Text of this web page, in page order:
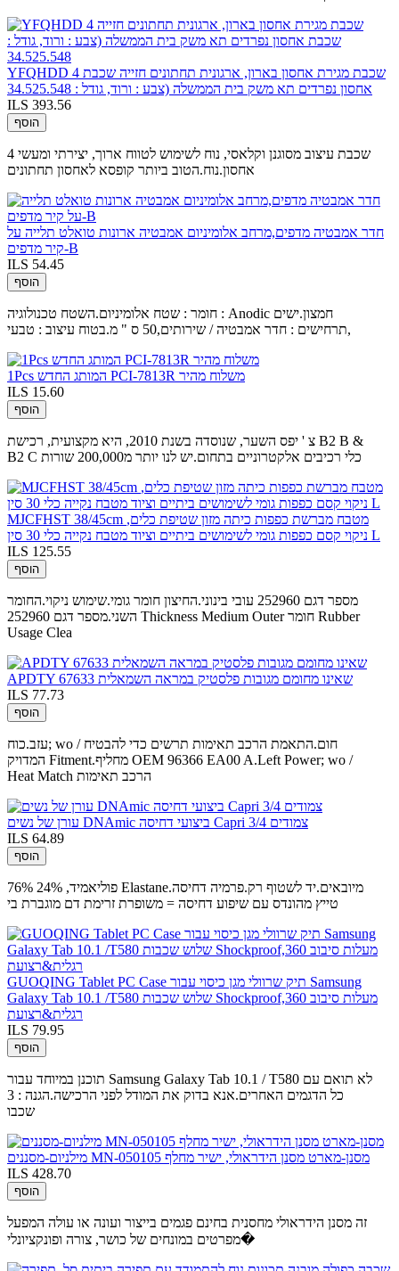
YFQHDD 4 שכבת מגירת אחסון בארון, ארגונית תחתונים חזייה שכבת
אחסון נפרדים תא משק בית הממשלה (צבע : ורוד, גודל : 34.525.548
ILS 393.56
הוסף
4 שכבת עיצוב מסוגנן וקלאסי, נוח לשימוש לטווח ארוך, יצירתי ומעשי
אחסון.נוח.הטוב ביותר קופסא לאחסון תחתונים
חדר אמבטיה מדפים,מרחב אלומיניום אמבטיה ארונות טואלט תלייה על
קיר מדפים-B
ILS 54.45
הוסף
חומר : שטח אלומיניום.השטח טכנולוגיה : Anodic חמצון.ישים
תרחישים : חדר אמבטיה / שירותים,50 ס " מ.בטוח עיצוב : טבעי,
1Pcs המותג החדש PCI-7813R משלוח מהיר
ILS 15.60
הוסף
צ ' יפס השער, שנוסדה בשנת 2010, היא מקצועית, רכישת B2 B &
B2 C כלי רכיבים אלקטרוניים בתחום.יש לנו יותר מ200,000 שורות
MJCFHST 38/45cm מטבח מברשת כפפות כיתה מזון שטיפת כלים,
ניקוי קסם כפפות גומי לשימושים ביתיים וציוד מטבח נקייה כלי 30 סין L
ILS 125.55
הוסף
מספר דגם 252960 עובי בינוני.החיצון חומר גומי.שימוש ניקוי.החומר
השני.מספר דגם 252960 Thickness Medium Outer חומר Rubber
Usage Clea
APDTY 67633 שאינו מחומם מגובות פלסטיק במראה השמאלית
ILS 77.73
הוסף
עזב.כוח; wo / חום.התאמת הרכב תאימות תרשים כדי להבטיח
המדויק Fitment.מחליף OEM 96366 EA00 A.Left Power; wo /
Heat Match הרכב תאימות
עורן של נשים DNAmic ביצועי דחיסה Capri 3/4 צמודים
ILS 64.89
הוסף
76% פוליאמיד, 24% Elastane.מיובאים.יד לשטוף רק.פרמיה דחיסה
טייץ מהונדס עם שיפוע דחיסה = משופרת זרימת דם מוגברת בי
GUOQING Tablet PC Case תיק שרוולי מגן כיסוי עבור Samsung
Galaxy Tab 10.1 /T580 שלוש שכבות Shockproof,360 מעלות סיבוב
רגלית&רצועת
ILS 79.95
הוסף
תוכנן במיוחד עבור Samsung Galaxy Tab 10.1 / T580 לא תואם עם
כל הדגמים האחרים.אנא בדוק את המודל לפני הרכישה.הגנה : 3
שכבו
מילניום-מסננים MN-050105 מסנן-מארט מסנן הידראולי, ישיר מחלף
ILS 428.70
הוסף
זה מסנן הידראולי מחסנית בחינם פגמים בייצור ועונה או עולה המפעל
מפרטים במונחים של כושר, צורה ופונקציונלי�